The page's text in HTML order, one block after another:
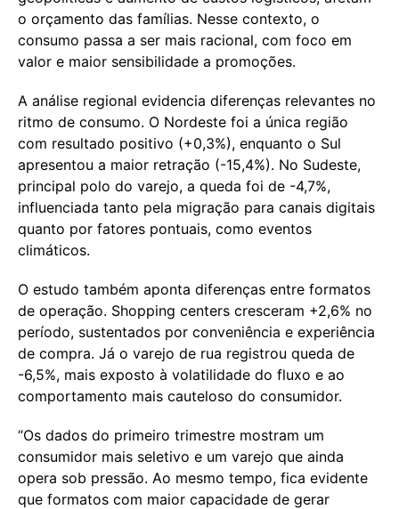
o orçamento das famílias. Nesse contexto, o
consumo passa a ser mais racional, com foco em
valor e maior sensibilidade a promoções.
A análise regional evidencia diferenças relevantes no
ritmo de consumo. O Nordeste foi a única região
com resultado positivo (+0,3%), enquanto o Sul
apresentou a maior retração (-15,4%). No Sudeste,
principal polo do varejo, a queda foi de -4,7%,
influenciada tanto pela migração para canais digitais
quanto por fatores pontuais, como eventos
climáticos.
O estudo também aponta diferenças entre formatos
de operação. Shopping centers cresceram +2,6% no
período, sustentados por conveniência e experiência
de compra. Já o varejo de rua registrou queda de
-6,5%, mais exposto à volatilidade do fluxo e ao
comportamento mais cauteloso do consumidor.
“Os dados do primeiro trimestre mostram um
consumidor mais seletivo e um varejo que ainda
opera sob pressão. Ao mesmo tempo, fica evidente
que formatos com maior capacidade de gerar